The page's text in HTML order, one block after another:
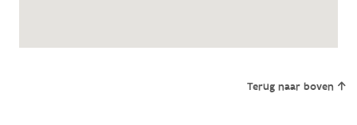
Terug naar boven